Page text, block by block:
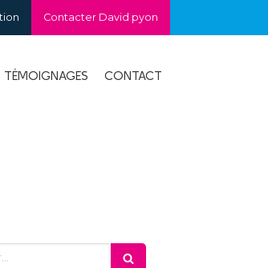
Contacter David pyon
TÉMOIGNAGES CONTACT